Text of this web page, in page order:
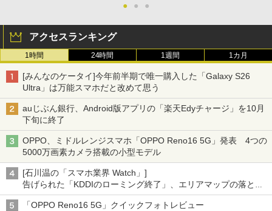
● ● ●
アクセスランキング
1時間 24時間 1週間 1カ月
[みんなのケータイ]今年前半期で唯一購入した「Galaxy S26
Ultra」は万能スマホだと改めて思う
auじぶん銀行、Android版アプリの「楽天Edyチャージ」を10月
下旬に終了
OPPO、ミドルレンジスマホ「OPPO Reno16 5G」発表 4つの
5000万画素カメラ搭載の小型モデル
[石川温の「スマホ業界 Watch」]
告げられた「KDDIのローミング終了」、エリアマップの落とし
穴と楽天モバイルの課題
「OPPO Reno16 5G」クイックフォトレビュー